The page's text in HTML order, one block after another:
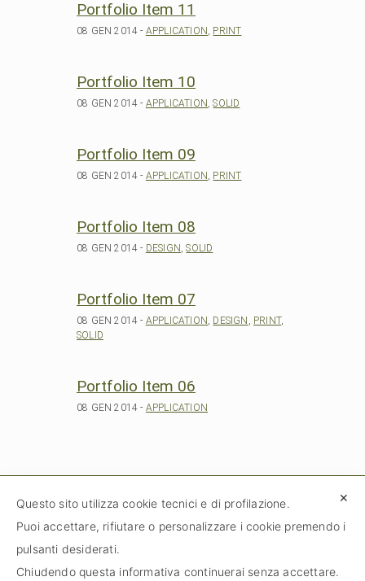
Portfolio Item 11
08 GEN 2014 - APPLICATION, PRINT
Portfolio Item 10
08 GEN 2014 - APPLICATION,SOLID
Portfolio Item 09
08 GEN 2014 - APPLICATION, PRINT
Portfolio Item 08
08 GEN 2014 - DESIGN,SOLID
Portfolio Item 07
08 GEN 2014 - APPLICATION, DESIGN , PRINT,
SOLID
Portfolio Item 06
08 GEN 2014 - APPLICATION
© 2020 Tutti i diritti riservati – Fondo
✕
Questo sito utilizza cookie tecnici e di profilazione.
Puoi accettare, rifiutare o personalizzare i cookie premendo i
pulsanti desiderati.
Chiudendo questa informativa continuerai senza accettare.